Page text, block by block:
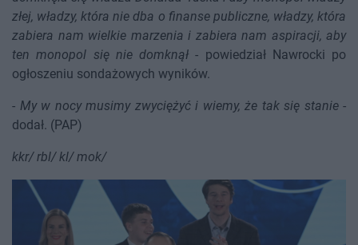
złej, władzy, która nie dba o finanse publiczne, władzy, która
zabiera nam wielkie marzenia i zabiera nam aspiracji, aby
ten monopol się nie domknął - powiedział Nawrocki po
ogłoszeniu sondażowych wyników.
- My w nocy musimy zwyciężyć i wiemy, że tak się stanie-
dodał. (PAP)
kkr/ rbl/ kl/ mok/